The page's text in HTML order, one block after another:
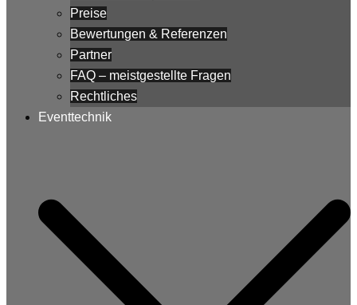
Preise
Bewertungen & Referenzen
Partner
FAQ – meistgestellte Fragen
Rechtliches
Eventtechnik